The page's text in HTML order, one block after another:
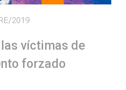
2019
víctimas de
forzado